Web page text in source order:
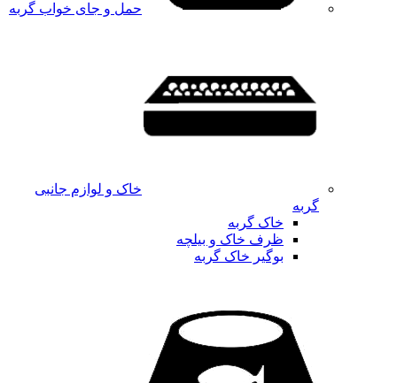
حمل و جای خواب گربه
خاک و لوازم جانبی
گربه
خاک گربه
ظرف خاک و بیلچه
بوگیر خاک گربه